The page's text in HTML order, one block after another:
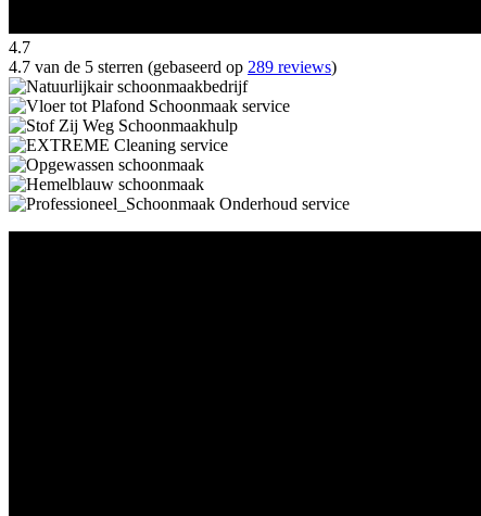
4.7
4.7 van de 5 sterren (gebaseerd op 289 reviews)